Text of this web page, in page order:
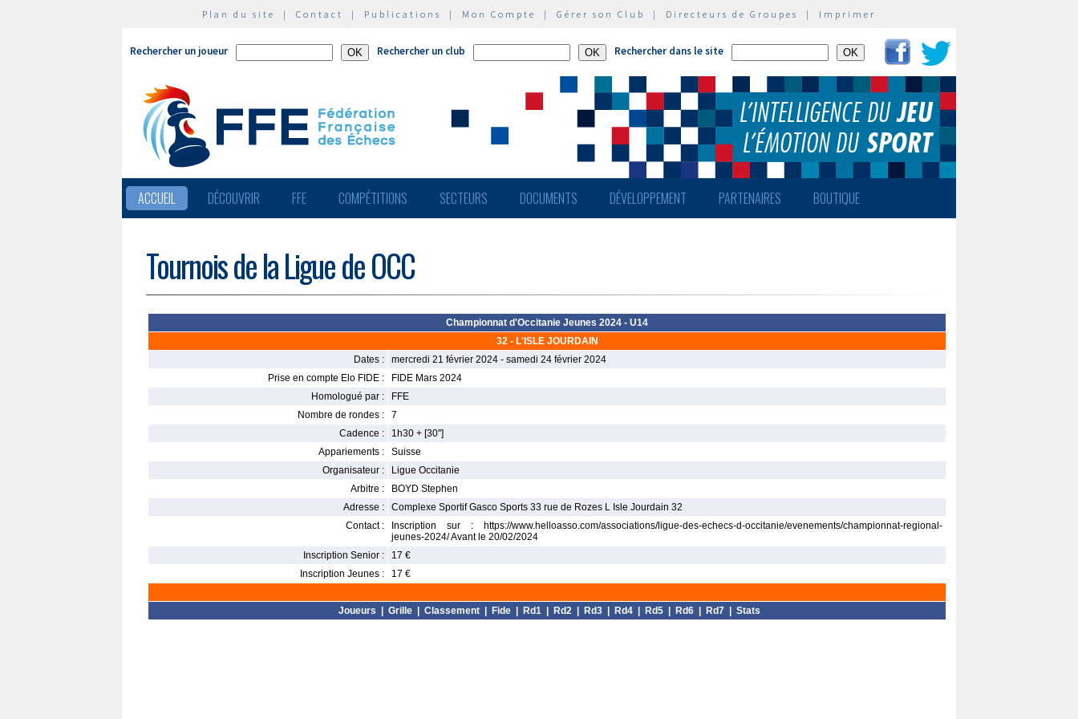
Plan du site | Contact | Publications | Mon Compte | Gérer son Club | Directeurs de Groupes | Imprimer
Rechercher un joueur Rechercher un club Rechercher dans le site
ACCUEIL DÉCOUVRIR FFE COMPÉTITIONS SECTEURS DOCUMENTS DÉVELOPPEMENT PARTENAIRES BOUTIQUE
Tournois de la Ligue de OCC
Championnat d'Occitanie Jeunes 2024 - U14
32 - L'ISLE JOURDAIN
Dates :
mercredi 21 février 2024 - samedi 24 février 2024
Prise en compte Elo FIDE :
FIDE Mars 2024
Homologué par :
FFE
Nombre de rondes :
7
Cadence :
1h30 + [30'']
Appariements :
Suisse
Organisateur :
Ligue Occitanie
Arbitre :
BOYD Stephen
Adresse :
Complexe Sportif Gasco Sports 33 rue de Rozes L Isle Jourdain 32
Contact :
Inscription sur : https://www.helloasso.com/associations/ligue-des-echecs-d-occitanie/evenements/championnat-regional-
jeunes-2024/ Avant le 20/02/2024
Inscription Senior :
17 €
Inscription Jeunes :
17 €
Joueurs Grille Classement Fide Rd1 Rd2 Rd3 Rd4 Rd5 Rd6 Rd7 Stats